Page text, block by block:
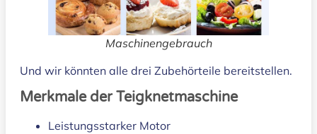
Maschinengebrauch
Und wir könnten alle drei Zubehörteile bereitstellen.
Merkmale der Teigknetmaschine
Leistungsstarker Motor